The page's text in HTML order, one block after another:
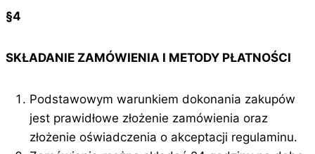
§4
SKŁADANIE ZAMÓWIENIA I METODY PŁATNOŚCI
Podstawowym warunkiem dokonania zakupów
jest prawidłowe złożenie zamówienia oraz
złożenie oświadczenia o akceptacji regulaminu.